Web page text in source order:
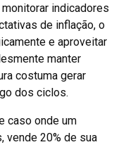
indicadores
de inflação, o
e aproveitar
manter
costuma gerar
dos ciclos.
caso onde um
vende 20% de sua